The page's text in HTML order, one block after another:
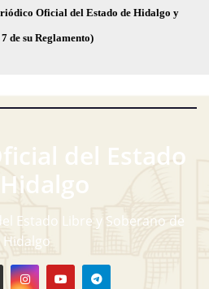
Oficial del Estado de Hidalgo y
de su Reglamento)
del Estado
Estado Libre y Soberano de
Hidalgo